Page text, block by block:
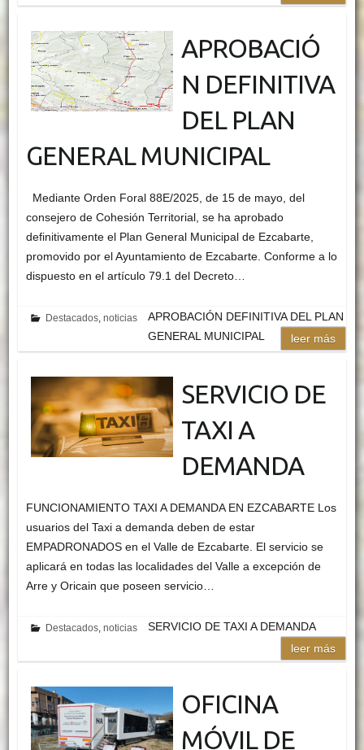
APROBACIÓ
N DEFINITIVA
DEL PLAN
GENERAL MUNICIPAL
Mediante Orden Foral 88E/2025, de 15 de mayo, del
consejero de Cohesión Territorial, se ha aprobado
definitivamente el Plan General Municipal de Ezcabarte,
promovido por el Ayuntamiento de Ezcabarte. Conforme a lo
dispuesto en el artículo 79.1 del Decreto…
Destacados ,noticias
APROBACIÓN DEFINITIVA DEL PLAN
GENERAL MUNICIPAL
leer más
SERVICIO DE
TAXI A
DEMANDA
FUNCIONAMIENTO TAXI A DEMANDA EN EZCABARTE Los
usuarios del Taxi a demanda deben de estar
EMPADRONADOS en el Valle de Ezcabarte. El servicio se
aplicará en todas las localidades del Valle a excepción de
Arre y Oricain que poseen servicio…
Destacados,noticias
SERVICIO DE TAXI A DEMANDA
leer más
OFICINA
MÓVIL DE